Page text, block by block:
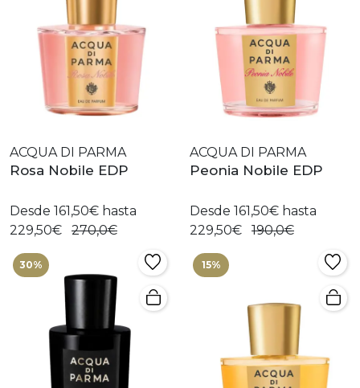
ACQUA DI PARMA
Rosa Nobile EDP
Desde 161,50€ hasta
229,50€
270,0€
ACQUA DI PARMA
Peonia Nobile EDP
Desde 161,50€ hasta
229,50€
190,0€
30% 15%